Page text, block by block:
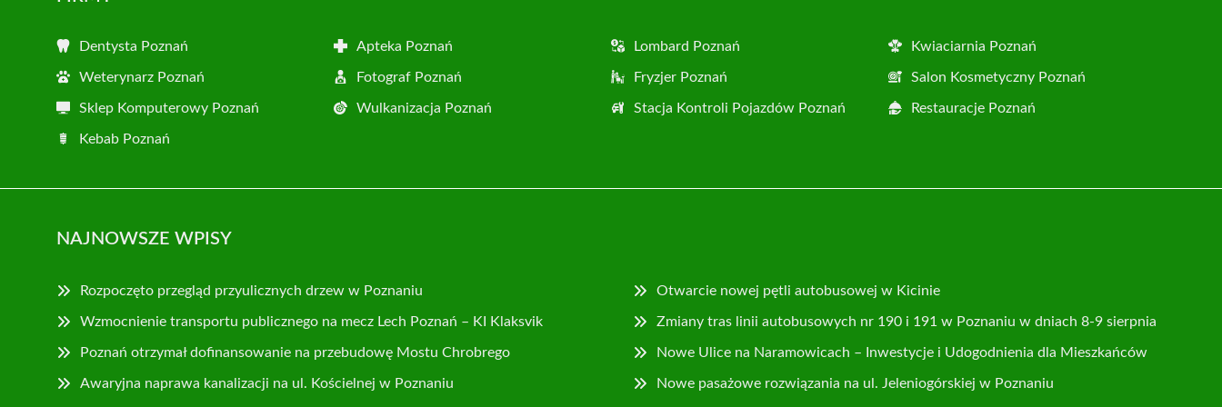
Dentysta Poznań Apteka Poznań Lombard Poznań Kwiaciarnia Poznań
Weterynarz Poznań Fotograf Poznań Fryzjer Poznań Salon Kosmetyczny Poznań
Sklep Komputerowy Poznań Wulkanizacja Poznań Stacja Kontroli Pojazdów Poznań Restauracje Poznań
Kebab Poznań
NAJNOWSZE WPISY
Rozpoczęto przegląd przyulicznych drzew w Poznaniu Otwarcie nowej pętli autobusowej w Kicinie
Wzmocnienie transportu publicznego na mecz Lech Poznań – KI Klaksvik Zmiany tras linii autobusowych nr 190 i 191 w Poznaniu w dniach 8-9 sierpnia
Poznań otrzymał dofinansowanie na przebudowę Mostu Chrobrego Nowe Ulice na Naramowicach – Inwestycje i Udogodnienia dla Mieszkańców
Awaryjna naprawa kanalizacji na ul. Kościelnej w Poznaniu Nowe pasażowe rozwiązania na ul. Jeleniogórskiej w Poznaniu